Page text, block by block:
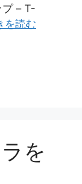
プ – T-
を読む
を